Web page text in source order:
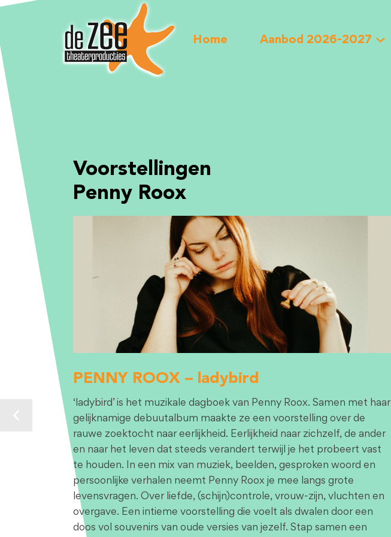
Home Aanbod 2026-2027
Voorstellingen
Penny Roox
PENNY ROOX – ladybird
‘ladybird’ is het muzikale dagboek van Penny Roox. Samen met haar
gelijknamige debuutalbum maakte ze een voorstelling over de
rauwe zoektocht naar eerlijkheid. Eerlijkheid naar zichzelf, de ander
en naar het leven dat steeds verandert terwijl je het probeert vast
te houden. In een mix van muziek, beelden, gesproken woord en
persoonlijke verhalen neemt Penny Roox je mee langs grote
levensvragen. Over liefde, (schijn)controle, vrouw-zijn, vluchten en
overgave. Een intieme voorstelling die voelt als dwalen door een
doos vol souvenirs van oude versies van jezelf. Stap samen een